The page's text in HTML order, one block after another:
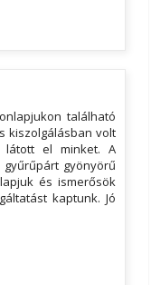
található
kiszolgálásban volt
látott el minket. A
gyönyörű
és ismerősök
kaptunk. Jó